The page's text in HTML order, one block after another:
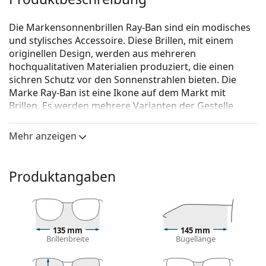
Die Markensonnenbrillen Ray-Ban sind ein modisches
und stylisches Accessoire. Diese Brillen, mit einem
originellen Design, werden aus mehreren
hochqualitativen Materialien produziert, die einen
sichren Schutz vor den Sonnenstrahlen bieten. Die
Marke Ray-Ban ist eine Ikone auf dem Markt mit
Brillen. Es werden mehrere Varianten der Gestelle
Welt bekannt und beliebt sind.
Mit der virtuellen Anprobefunktion von Lentiamo
können Sie herausfinden, wie Sie mit dieser
Sonnenbrille aussehen.
Brillenfassung
warmen Hauttönen und dunkelbraunem Haar.
Mehr anzeigen
Produktangaben
135 mm
Brillenbreite
145 mm
Bügellänge